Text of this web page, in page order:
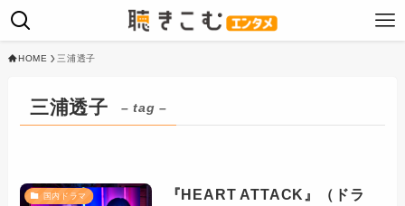
HOME 三浦透子
三浦透子 – tag –
国内ドラマ
『HEART ATTACK』（ドラ